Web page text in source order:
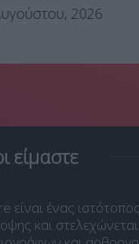
2026
είμαστε
είναι ένας
και